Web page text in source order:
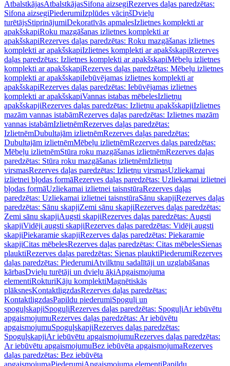
AtbalstkājasAtbalstkājasSifona aizsegiRezerves daļas paredzētas:
Sifona aizsegiPiederumiIzplūdes vāciņšDvieļu
turētājsStiprinājumiDekoratīvās apmalesIzlietnes komplekti ar
apakšskapiRoku mazgāšanas izlietnes komplekti ar
apakšskapiRezerves daļas paredzētas: Roku mazgāšanas izlietnes
komplekti ar apakšskapiIzlietnes komplekti ar apakšskapiRezerves
daļas paredzētas: Izlietnes komplekti ar apakšskapiMēbeļu izlietnes
komplekti ar apakšskapiRezerves daļas paredzētas: Mēbeļu izlietnes
komplekti ar apakšskapiIebūvējamas izlietnes komplekti ar
apakšskapiRezerves daļas paredzētas: Iebūvējamas izlietnes
komplekti ar apakšskapiVannas istabas mēbelesIzlietņu
apakšskapjiRezerves daļas paredzētas: Izlietņu apakšskapjiIzlietnes
mazām vannas istabāmRezerves daļas paredzētas: Izlietnes mazām
vannas istabāmIzlietnēmRezerves daļas paredzētas:
IzlietnēmDubultajām izlietnēmRezerves daļas paredzētas:
Dubultajām izlietnēmMēbeļu izlietnēmRezerves daļas paredzētas:
Mēbeļu izlietnēmStūra roku mazgāšanas izlietnēmRezerves daļas
paredzētas: Stūra roku mazgāšanas izlietnēmIzlietņu
virsmasRezerves daļas paredzētas: Izlietņu virsmasUzliekamai
izlietnei bļodas formāRezerves daļas paredzētas: Uzliekamai izlietnei
bļodas formāUzliekamai izlietnei taisnstūraRezerves daļas
paredzētas: Uzliekamai izlietnei taisnstūraSānu skapjiRezerves daļas
paredzētas: Sānu skapjiZemi sānu skapjiRezerves daļas paredzētas:
Zemi sānu skapjiAugsti skapjiRezerves daļas paredzētas: Augsti
skapjiVidēji augsti skapjiRezerves daļas paredzētas: Vidēji augsti
skapjiPiekaramie skapjiRezerves daļas paredzētas: Piekaramie
skapjiCitas mēbelesRezerves daļas paredzētas: Citas mēbelesSienas
plauktiRezerves daļas paredzētas: Sienas plauktiPiederumiRezerves
daļas paredzētas: PiederumiAtvilktņu sadalītāji un uzglabāšanas
kārbasDvieļu turētāji un dvieļu āķiApgaismojuma
elementiRokturiKāju komplektiMagnētiskās
plāksnesKontaktligzdasRezerves daļas paredzētas:
KontaktligzdasPapildu piederumiSpoguļi un
spoguļskapjiSpoguļiRezerves daļas paredzētas: SpoguļiAr iebūvētu
apgaismojumuRezerves daļas paredzētas: Ar iebūvētu
apgaismojumuSpoguļskapjiRezerves daļas paredzētas:
SpoguļskapjiAr iebūvētu apgaismojumuRezerves daļas paredzētas:
Ar iebūvētu apgaismojumuBez iebūvēta apgaismojumaRezerves
daļas paredzētas: Bez iebūvēta
apgaismojumaPiederumiApgaismojuma elementiPapildu